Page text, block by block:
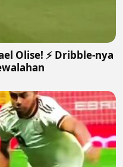
Olise! ⚡️ Dribble-nya